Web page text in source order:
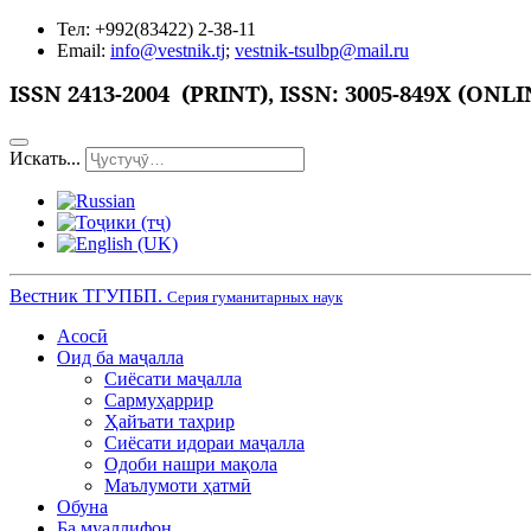
Тел: +992(83422) 2-38-11
Email: info@vestnik.tj; vestnik-tsulbp@mail.ru
ISSN 2413-2004 (PRINT), ISSN: 3005-849X
Искать...
Вестник ТГУПБП. Серия гуманитарных наук
Асосӣ
Оид ба маҷалла
Сиёсати маҷалла
Сармуҳаррир
Ҳайъати таҳрир
Сиёсати идораи маҷалла
Одоби нашри мақола
Маълумоти ҳатмӣ
Обуна